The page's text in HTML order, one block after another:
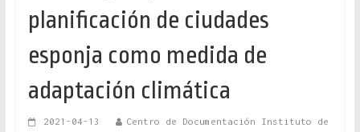
planificación de ciudades
esponja como medida de
adaptación climática
2021-04-13 Centro de Documentación Instituto de